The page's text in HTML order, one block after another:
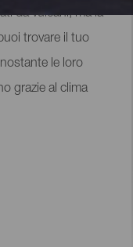
da vulcani, ma la
trovare il tuo
le loro
grazie al clima